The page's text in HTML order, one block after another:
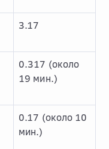
3.17
0.317 (около
19 мин.)
0.17 (около 10
мин.)